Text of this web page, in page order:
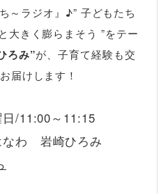
～ラジオ』♪” 子どもたち
大きく膨らまそう ”をテー
ろみ”が、子育て経験も交
届けします！
日/11:00～11:15
なわ 岩崎ひろみ